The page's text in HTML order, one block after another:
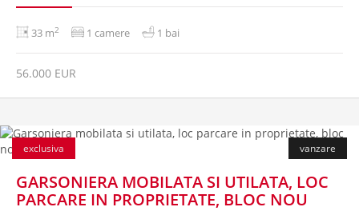
33 m2 1 camere 1 bai
56.000 EUR
vanduta
exclusiva vanzare
GARSONIERA MOBILATA SI UTILATA, LOC
PARCARE IN PROPRIETATE, BLOC NOU